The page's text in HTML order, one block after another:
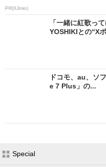
PR(IIJmio)
「一緒に紅歌っ
YOSHIKIとの“X
ドコモ、au、ソ
e 7 Plus」の...
Special